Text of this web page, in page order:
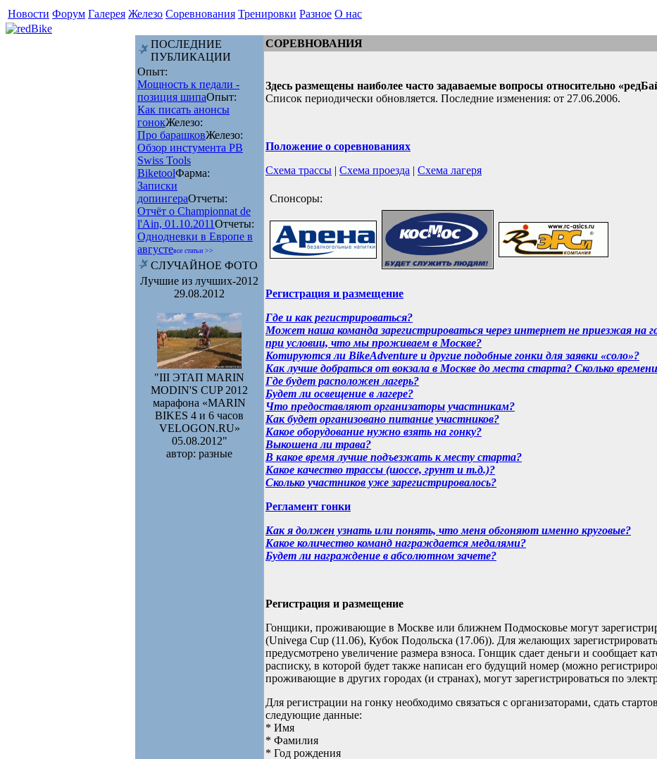
Новости Форум Галерея Железо Соревнования Тренировки Разное О нас
ПОСЛЕДНИЕ
ПУБЛИКАЦИИ
Опыт:
Мощность к педали -
позиция шипаОпыт:
Как писать анонсы
гонокЖелезо:
Про барашковЖелезо:
Обзор инстумента PB
Swiss Tools
BiketoolФарма:
Записки
допингераОтчеты:
Отчёт о Championnat de
l'Ain, 01.10.2011Отчеты:
Однодневки в Европе в
августевсе статьи >>
СЛУЧАЙНОЕ ФОТО
Лучшие из лучших-2012
29.08.2012
"III ЭТАП MARIN
MODIN'S CUP 2012
марафона «MARIN
BIKES 4 и 6 часов
VELOGON.RU»
05.08.2012"
автор: разные
СОРЕВНОВАНИЯ
Здесь размещены наиболее часто задаваемые вопросы относительно
Список периодически обновляется. Последние изменения: от 27.06.2006.
Положение о соревнованиях
Схема трассы | Схема проезда | Схема лагеря
Спонсоры:
Регистрация и размещение
Где и как регистрироваться?
Может наша команда зарегистрироваться через интернет не приезжая на
при условии, что мы проживаем в Москве?
Котируются ли BikeAdventure и другие подобные гонки для заявки «соло»?
Как лучше добраться от вокзала в Москве до места старта? Сколько
Где будет расположен лагерь?
Будет ли освещение в лагере?
Что предоставляют организаторы участникам?
Как будет организовано питание участников?
Какое оборудование нужно взять на гонку?
Выкошена ли трава?
В какое время лучше подъезжать к месту старта?
Какое качество трассы (шоссе, грунт и т.д.)?
Сколько участников уже зарегистрировалось?
Регламент гонки
Как я должен узнать или понять, что меня обгоняют именно круговые?
Какое количество команд награждается медалями?
Будет ли награждение в абсолютном зачете?
Регистрация и размещение
Гонщики, проживающие в Москве или ближнем Подмосковье могут
(Univega Cup (11.06), Кубок Подольска (17.06)). Для желающих
предусмотрено увеличение размера взноса. Гонщик сдает деньги и сообщает
расписку, в которой будет также написан его будущий номер (можно
проживающие в других городах (и странах), могут зарегистрироваться по
Для регистрации на гонку необходимо связаться с организаторами, сдать
следующие данные:
* Имя
* Фамилия
* Год рождения